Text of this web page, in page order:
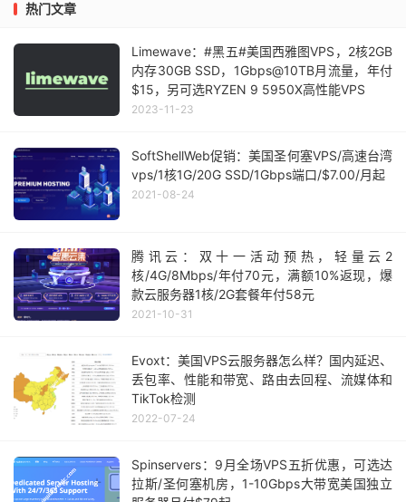
热门文章
Limewave：#黑五#美国西雅图VPS，2核2GB
内存30GB SSD，1Gbps@10TB月流量，年付
$15，另可选RYZEN 9 5950X高性能VPS
2023-11-23
SoftShellWeb促销：美国圣何塞VPS/高速台湾
vps/1核1G/20G SSD/1Gbps端口/$7.00/月起
2021-08-24
腾讯云：双十一活动预热，轻量云2
核/4G/8Mbps/年付70元，满额10%返现，爆
款云服务器1核/2G套餐年付58元
2021-10-31
Evoxt：美国VPS云服务器怎么样？国内延迟、
丢包率、性能和带宽、路由去回程、流媒体和
TikTok检测
2022-07-24
Spinservers：9月全场VPS五折优惠，可选达
拉斯/圣何塞机房，1-10Gbps大带宽美国独立